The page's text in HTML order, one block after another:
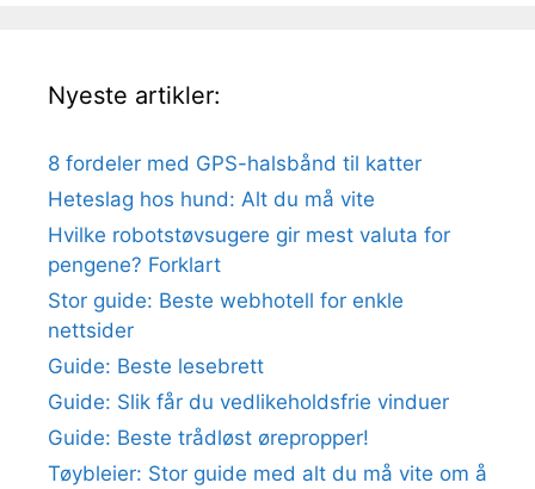
Nyeste artikler:
8 fordeler med GPS-halsbånd til katter
Heteslag hos hund: Alt du må vite
Hvilke robotstøvsugere gir mest valuta for
pengene? Forklart
Stor guide: Beste webhotell for enkle
nettsider
Guide: Beste lesebrett
Guide: Slik får du vedlikeholdsfrie vinduer
Guide: Beste trådløst ørepropper!
Tøybleier: Stor guide med alt du må vite om å